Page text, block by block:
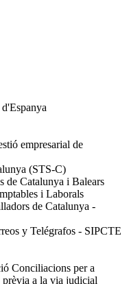
empresarial de
(STS-C)
de Catalunya i Balears
i Laborals
de Catalunya -
y Telégrafos - SIPCTE
Conciliacions per a
a la via judicial